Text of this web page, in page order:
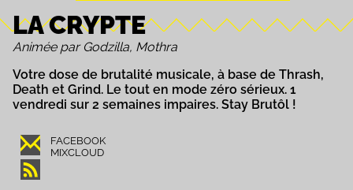
LA CRYPTE
Animée par Godzilla, Mothra
Votre dose de brutalité musicale, à base de Thrash,
Death et Grind. Le tout en mode zéro sérieux. 1
vendredi sur 2 semaines impaires. Stay Brutôl !
FACEBOOK
MIXCLOUD